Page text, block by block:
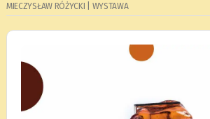
MIE­CZY­SŁAW RÓŻYCKI | WYSTAWA